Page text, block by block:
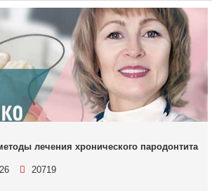
лечения хронического пародонтита
20719